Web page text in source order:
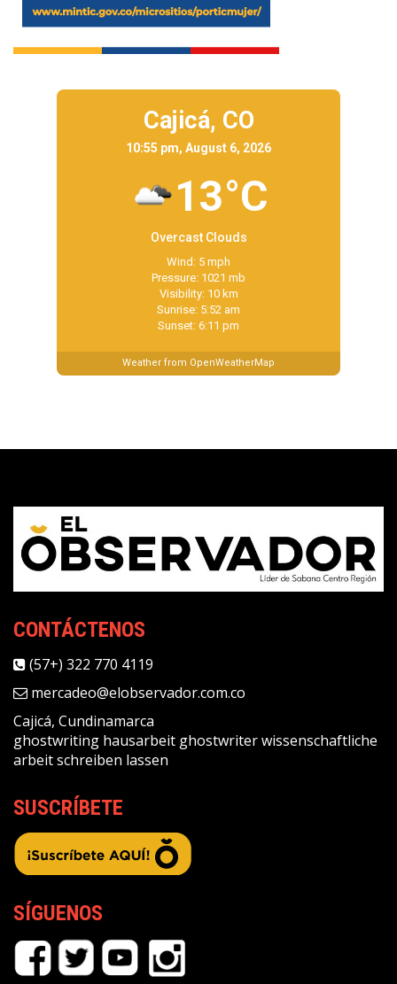
Cajicá, CO
10:55 pm, August 6, 2026
13°C
Overcast Clouds
Wind: 5 mph
Pressure: 1021 mb
Visibility: 10 km
Sunrise: 5:52 am
Sunset: 6:11 pm
Weather from OpenWeatherMap
CONTÁCTENOS
(57+) 322 770 4119
mercadeo@elobservador.com.co
Cajicá, Cundinamarca
ghostwriting hausarbeit ghostwriterwissenschaftliche
arbeit schreiben lassen
SUSCRÍBETE
SÍGUENOS